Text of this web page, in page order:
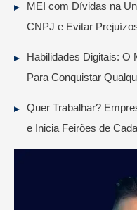
MEI com Dívidas na
CNPJ e Evitar
Habilidades Digitais: O
Para Conquistar
Quer Trabalhar?
e Inicia Feirões de